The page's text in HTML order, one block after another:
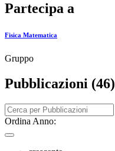
Partecipa a
Fisica Matematica
Gruppo
Pubblicazioni (46)
Ordina Anno: